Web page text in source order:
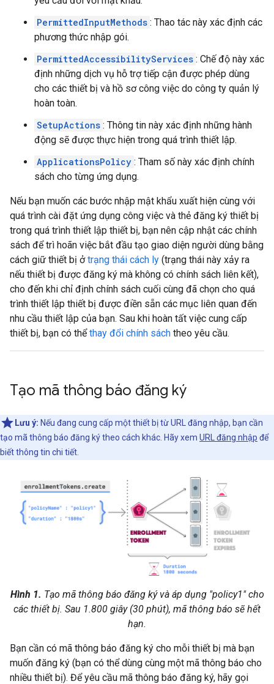
PermittedInputMethods : Thao tác này xác định các
phương thức nhập gói.
PermittedAccessibilityServices : Chế độ này xác
định những dịch vụ hỗ trợ tiếp cận được phép dùng
cho các thiết bị và hồ sơ công việc do công ty quản lý
hoàn toàn.
SetupActions : Thông tin này xác định những hành
động sẽ được thực hiện trong quá trình thiết lập.
ApplicationsPolicy : Tham số này xác định chính
sách cho từng ứng dụng.
Nếu bạn muốn các bước nhập mật khẩu xuất hiện cùng với
quá trình cài đặt ứng dụng công việc và thẻ đăng ký thiết bị
trong quá trình thiết lập thiết bị, bạn nên cập nhật các chính
sách để trì hoãn việc bắt đầu tạo giao diện người dùng bằng
cách giữ thiết bị ởtrạng thái cách ly (trạng thái này xảy ra
nếu thiết bị được đăng ký mà không có chính sách liên kết),
cho đến khi chỉ định chính sách cuối cùng đã chọn cho quá
trình thiết lập thiết bị được điền sẵn các mục liên quan đến
nhu cầu thiết lập của bạn. Sau khi hoàn tất việc cung cấp
thiết bị, bạn có thểthay đổi chính sách theo yêu cầu.
Tạo mã thông báo đăng ký
Lưu ý: Nếu đang cung cấp một thiết bị từ URL đăng nhập, bạn cần
tạo mã thông báo đăng ký theo cách khác. Hãy xem URL đăng nhập để
biết thông tin chi tiết.
Hình 1. Tạo mã thông báo đăng ký và áp dụng "policy1" cho
các thiết bị. Sau 1.800 giây (30 phút), mã thông báo sẽ hết
hạn.
Bạn cần có mã thông báo đăng ký cho mỗi thiết bị mà bạn
muốn đăng ký (bạn có thể dùng cùng một mã thông báo cho
nhiều thiết bị). Để yêu cầu mã thông báo đăng ký, hãy gọi